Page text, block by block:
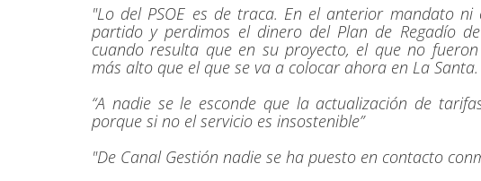
"Lo del PSOE es de traca. En el anterior mandato
partido y perdimos el dinero del Plan de Regadío
cuando resulta que en su proyecto, el que no
más alto que el que se va a colocar ahora en La
“A nadie se le esconde que la actualización de
porque si no el servicio es insostenible”
"De Canal Gestión nadie se ha puesto en contacto